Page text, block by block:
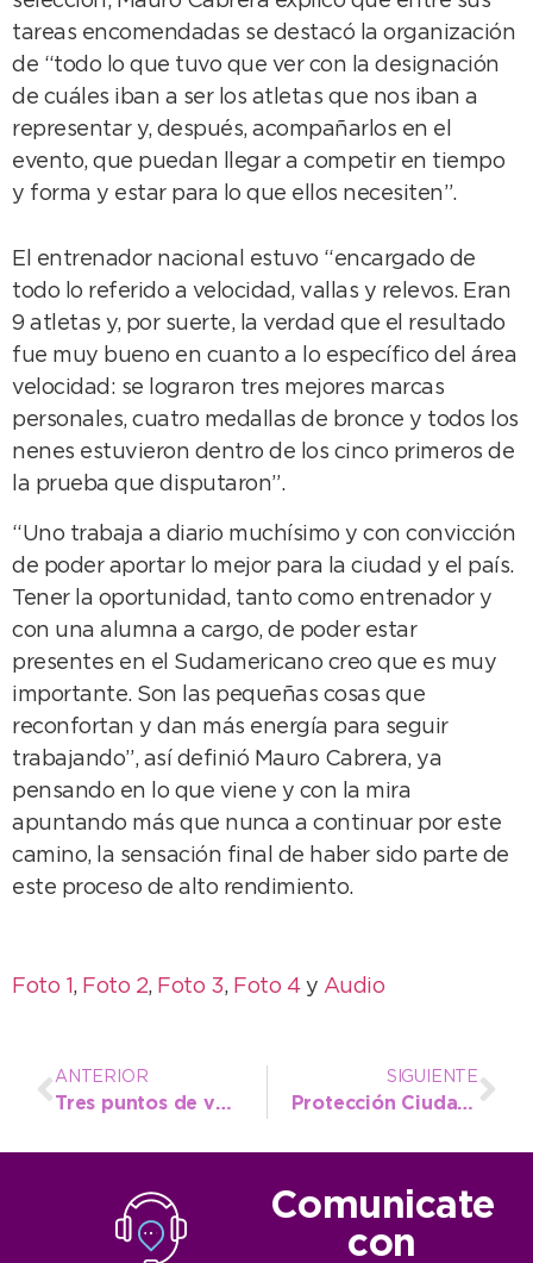
tareas encomendadas se destacó la organización
de “todo lo que tuvo que ver con la designación
de cuáles iban a ser los atletas que nos iban a
representar y, después, acompañarlos en el
evento, que puedan llegar a competir en tiempo
y forma y estar para lo que ellos necesiten”.
El entrenador nacional estuvo “encargado de
todo lo referido a velocidad, vallas y relevos. Eran
9 atletas y, por suerte, la verdad que el resultado
fue muy bueno en cuanto a lo específico del área
velocidad: se lograron tres mejores marcas
personales, cuatro medallas de bronce y todos los
nenes estuvieron dentro de los cinco primeros de
la prueba que disputaron”.
“Uno trabaja a diario muchísimo y con convicción
de poder aportar lo mejor para la ciudad y el país.
Tener la oportunidad, tanto como entrenador y
con una alumna a cargo, de poder estar
presentes en el Sudamericano creo que es muy
importante. Son las pequeñas cosas que
reconfortan y dan más energía para seguir
trabajando”, así definió Mauro Cabrera, ya
pensando en lo que viene y con la mira
apuntando más que nunca a continuar por este
camino, la sensación final de haber sido parte de
este proceso de alto rendimiento.
Foto 1, Foto 2, Foto 3, Foto 4y Audio
ANTERIOR
Tres puntos de venta para los bolsones de Frescura Natural
SIGUIENTE
Protección Ciudadana: los nuevos vehículos ya cumplen funciones
Comunicate
con